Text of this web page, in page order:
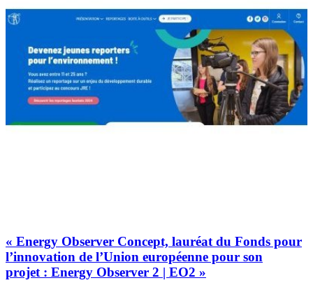
« Energy Observer Concept, lauréat du Fonds pour
l’innovation de l’Union européenne pour son
projet : Energy Observer 2 | EO2 »